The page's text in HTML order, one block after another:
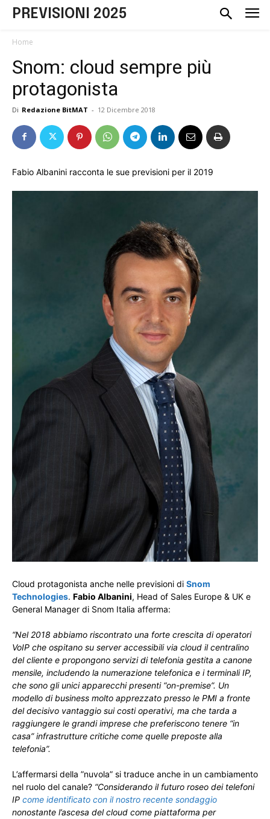
PREVISIONI 2025
Home
Snom: cloud sempre più
protagonista
Di Redazione BitMAT - 12 Dicembre 2018
Fabio Albanini racconta le sue previsioni per il 2019
Cloud protagonista anche nelle previsioni di Snom
Technologies. Fabio Albanini, Head of Sales Europe & UK e
General Manager di Snom Italia afferma:
“Nel 2018 abbiamo riscontrato una forte crescita di operatori
VoIP che ospitano su server accessibili via cloud il centralino
del cliente e propongono servizi di telefonia gestita a canone
mensile, includendo la numerazione telefonica e i terminali IP,
che sono gli unici apparecchi presenti “on-premise”. Un
modello di business molto apprezzato presso le PMI a fronte
del decisivo vantaggio sui costi operativi, ma che tarda a
raggiungere le grandi imprese che preferiscono tenere “in
casa” infrastrutture critiche come quelle preposte alla
telefonia”.
L’affermarsi della ”nuvola” si traduce anche in un cambiamento
nel ruolo del canale? “Considerando il futuro roseo dei telefoni
IP come identificato con il nostro recente sondaggio
nonostante l’ascesa del cloud come piattaforma per